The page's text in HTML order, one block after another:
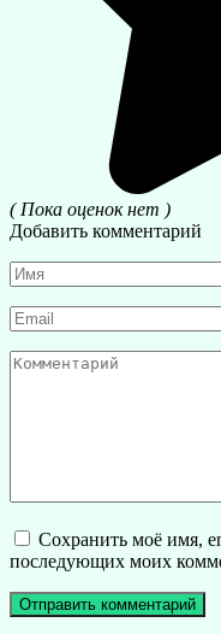
( Пока оценок нет )
Добавить комментарий
Имя
*
Email
*
Комментарий
Сохранить моё имя,
последующих моих